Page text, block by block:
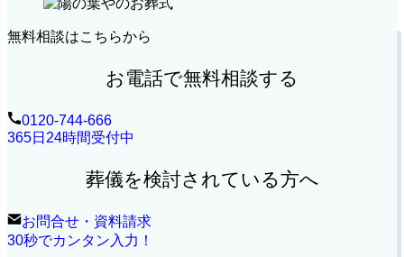
無料相談はこちらから
お電話で無料相談する
0120-744-666
365日24時間受付中
葬儀を検討されている方へ
お問合せ・資料請求
30秒でカンタン入力！